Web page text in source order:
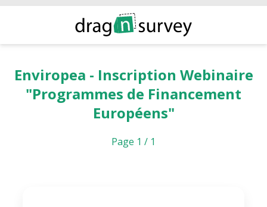
Enviropea - Inscription Webinaire
"Programmes de Financement
Européens"
Page 1 / 1